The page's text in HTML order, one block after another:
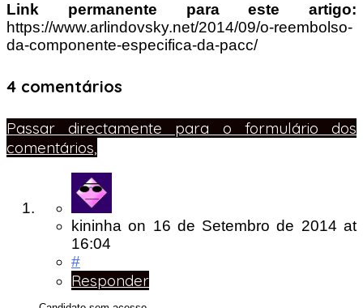
Link permanente para este artigo:
https://www.arlindovsky.net/2014/09/o-reembolso-
da-componente-especifica-da-pacc/
4 comentários
Passar directamente para o formulário dos
comentários,
kininha on 16 de Setembro de 2014at
16:04
#
Responder